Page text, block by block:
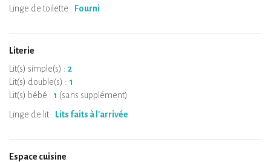
Linge de toilette : Fourni
Literie
Lit(s) simple(s) : 2
Lit(s) double(s) : 1
Lit(s) bébé : 1 (sans supplément)
Linge de lit : Lits faits à l'arrivée
Espace cuisine